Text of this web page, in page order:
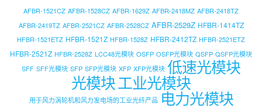
AFBR-1521CZ AFBR-1528CZ AFBR-1629Z AFBR-2418MZ AFBR-2418TZ
AFBR-2419TZ AFBR-2521CZ AFBR-2528CZ AFBR-2529Z HFBR-1414TZ
HFBR-1521ETZ HFBR-1521Z HFBR-1528Z HFBR-2412TZ HFBR-2521ETZ
HFBR-2521Z HFBR-2528Z LCC48光模块 OSFP OSFP光模块 QSFP QSFP光模块
SFF SFF光模块 SFP SFP光模块 XFP XFP光模块 低速光模块
光模块工业光模块
用于风力涡轮机和风力发电场的工业光纤产品 电力光模块